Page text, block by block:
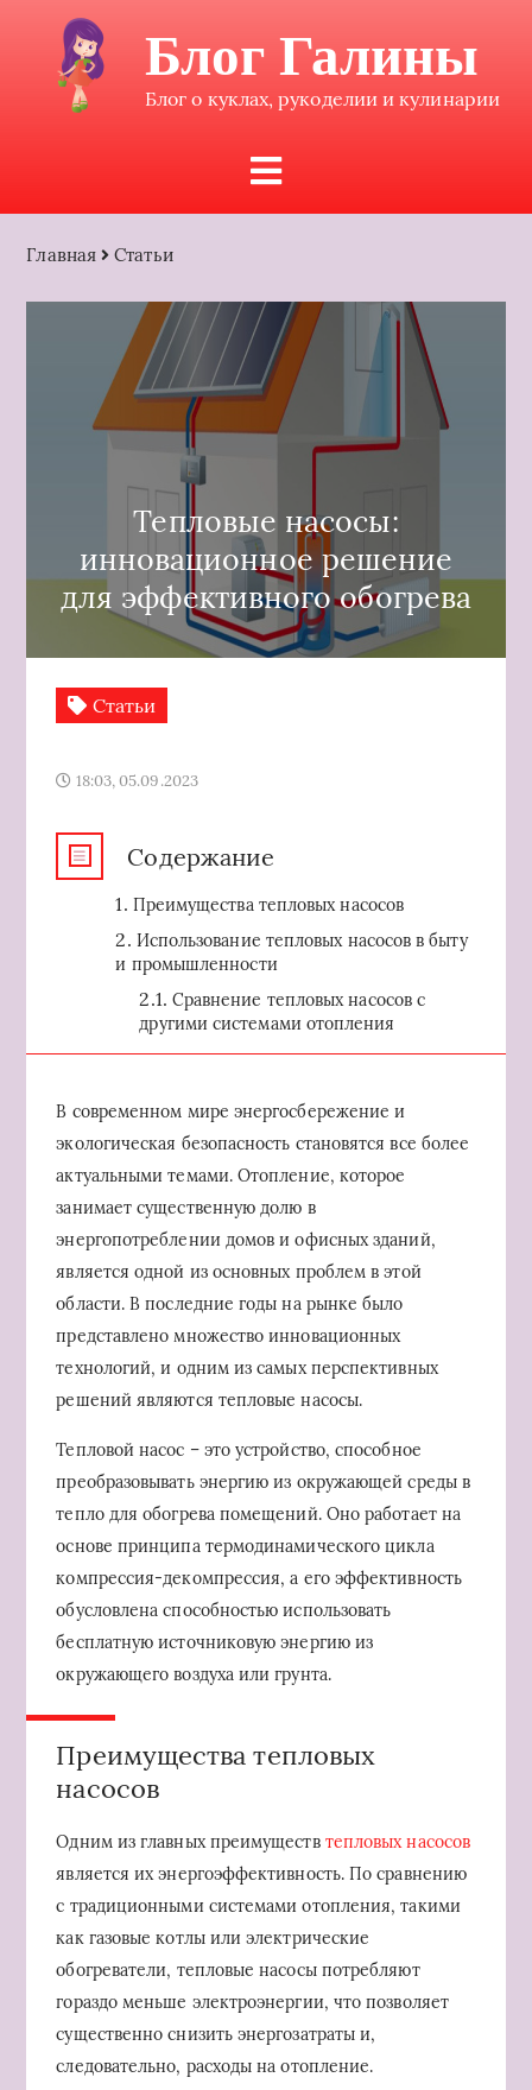
Блог Галины
Блог о куклах, рукоделии и кулинарии
Главная Статьи
Тепловые насосы:
инновационное решение
для эффективного обогрева
Статьи
18:03, 05.09.2023
Содержание
Преимущества тепловых насосов
Использование тепловых насосов в быту
и промышленности
Сравнение тепловых насосов с
другими системами отопления
В современном мире энергосбережение и
экологическая безопасность становятся все более
актуальными темами. Отопление, которое
занимает существенную долю в
энергопотреблении домов и офисных зданий,
является одной из основных проблем в этой
области. В последние годы на рынке было
представлено множество инновационных
технологий, и одним из самых перспективных
решений являются тепловые насосы.
Тепловой насос – это устройство, способное
преобразовывать энергию из окружающей среды в
тепло для обогрева помещений. Оно работает на
основе принципа термодинамического цикла
компрессия-декомпрессия, а его эффективность
обусловлена способностью использовать
бесплатную источниковую энергию из
окружающего воздуха или грунта.
Преимущества тепловых
насосов
Одним из главных преимуществ тепловых насосов
является их энергоэффективность. По сравнению
с традиционными системами отопления, такими
как газовые котлы или электрические
обогреватели, тепловые насосы потребляют
гораздо меньше электроэнергии, что позволяет
существенно снизить энергозатраты и,
следовательно, расходы на отопление.